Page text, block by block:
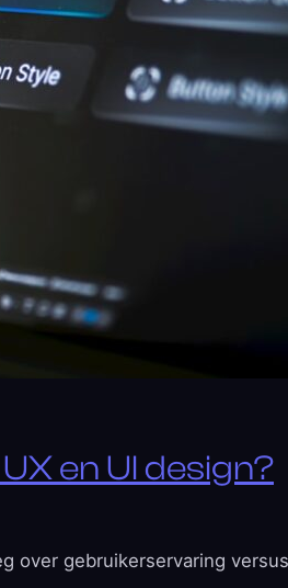
en UI design?
over gebruikerservaring